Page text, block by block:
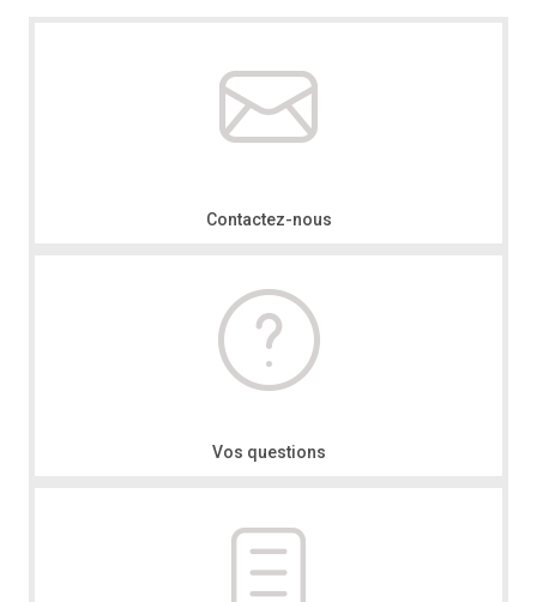
Contactez-nous
Vos questions